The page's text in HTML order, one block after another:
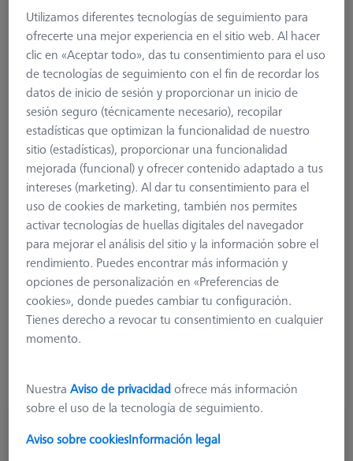
Product Type
Stylus
Ø Sphere (DK)
1,0 mm
Length (L)
45,0 mm
Stylus Tip Material
Ruby
Stylus Tip
Sphere
Shaft Material
Tung. Carb.
Connection Type
M5
Measuring Length
Ø Shaft (DS)
2,0 mm
más el IVA
Utilizamos diferentes tecnologías de seguimiento para
ofrecerte una mejor experiencia en el sitio web. Al hacer
clic en «Aceptar todo», das tu consentimiento para el uso
de tecnologías de seguimiento con el fin de recordar los
datos de inicio de sesión y proporcionar un inicio de
sesión seguro (técnicamente necesario), recopilar
estadísticas que optimizan la funcionalidad de nuestro
sitio (estadísticas), proporcionar una funcionalidad
mejorada (funcional) y ofrecer contenido adaptado a tus
intereses (marketing). Al dar tu consentimiento para el
uso de cookies de marketing, también nos permites
activar tecnologías de huellas digitales del navegador
para mejorar el análisis del sitio y la información sobre el
rendimiento. Puedes encontrar más información y
opciones de personalización en «Preferencias de
cookies», donde puedes cambiar tu configuración.
Tienes derecho a revocar tu consentimiento en cualquier
momento.
NuestraAviso de privacidadofrece más información
sobre el uso de la tecnología de seguimiento.
Aviso sobre cookiesInformación legal